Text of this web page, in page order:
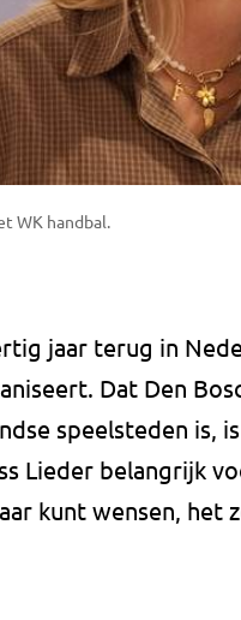
WK handbal.
jaar terug in
Dat Den
speelsteden is,
Lieder belangrijk
kunt wensen, het